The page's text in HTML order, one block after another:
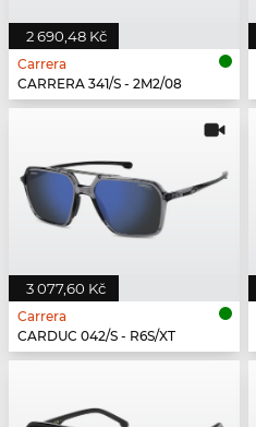
2 690,48 Kč
Carrera
CARRERA 341/S - 2M2/08
3 077,60 Kč
Carrera
CARDUC 042/S - R6S/XT